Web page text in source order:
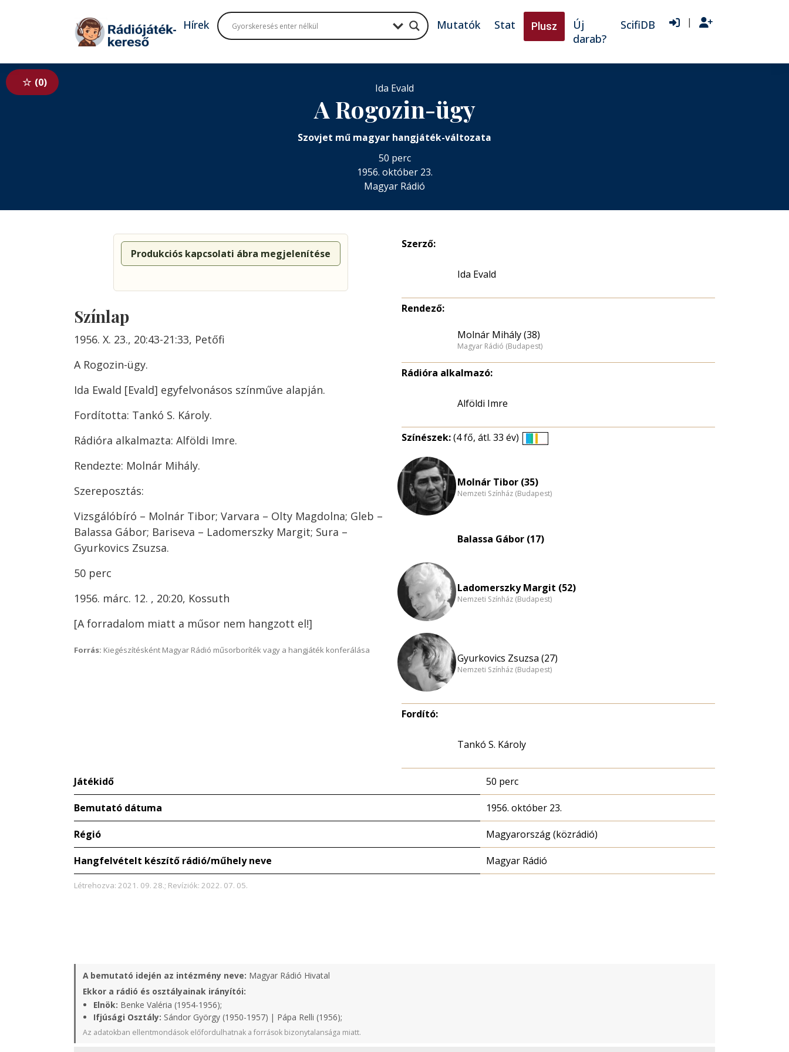
Tovább a tartalomhoz
Hírek Mutatók Stat Plusz
Új
darab?
ScifiDB |
0 Ida Evald
A Rogozin-ügy
Szovjet mű magyar hangjáték-változata
50 perc
1956. október 23.
Magyar Rádió
Produkciós kapcsolati ábra megjelenítése
Színlap
1956. X. 23., 20:43-21:33, Petőfi
A Rogozin-ügy.
Ida Ewald [Evald] egyfelvonásos színműve alapján.
Fordította: Tankó S. Károly.
Rádióra alkalmazta: Alföldi Imre.
Rendezte: Molnár Mihály.
Szereposztás:
Vizsgálóbíró – Molnár Tibor; Varvara – Olty Magdolna; Gleb –
Balassa Gábor; Bariseva – Ladomerszky Margit; Sura –
Gyurkovics Zsuzsa.
50 perc
1956. márc. 12. , 20:20, Kossuth
[A forradalom miatt a műsor nem hangzott el!]
Forrás: Kiegészítésként Magyar Rádió műsorboríték vagy a hangjáték konferálása
Szerző:
Ida Evald
Rendező:
Molnár Mihály (38)
Magyar Rádió (Budapest)
Rádióra alkalmazó:
Alföldi Imre
Színészek:(4 fő, átl. 33 év)
nagyítása
Molnár Tibor (35)
Nemzeti Színház (Budapest)
Balassa Gábor (17)
Ladomerszky Margit (52)
Nemzeti Színház (Budapest)
Gyurkovics Zsuzsa (27)
Nemzeti Színház (Budapest)
Fordító:
Tankó S. Károly
Játékidő 50 perc
Bemutató dátuma 1956. október 23.
Régió Magyarország (közrádió)
Hangfelvételt készítő rádió/műhely neve Magyar Rádió
Létrehozva: 2021. 09. 28.; Revíziók: 2022. 07. 05.
A bemutató idején az intézmény neve: Magyar Rádió Hivatal
Ekkor a rádió és osztályainak irányítói:
Elnök: Benke Valéria (1954-1956);
Ifjúsági Osztály: Sándor György (1950-1957) | Pápa Relli (1956);
Az adatokban ellentmondások előfordulhatnak a források bizonytalansága miatt.